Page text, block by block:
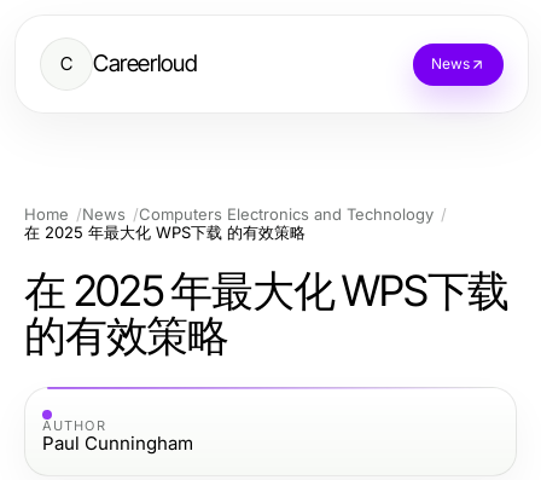
C Careerloud News
Home News
Computers Electronics and Technology
在 2025 年最大化 WPS下载 的有效策略
在 2025 年最大化 WPS下载
的有效策略
AUTHOR
Paul Cunningham